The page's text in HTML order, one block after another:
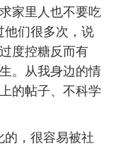
家里人也不要吃
他们很多次，说
度控糖反而有
。从我身边的情
的帖子、不科学
的，很容易被社